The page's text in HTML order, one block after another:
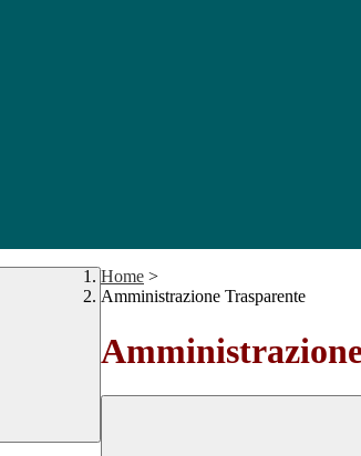
Home >
Amministrazione Trasparente